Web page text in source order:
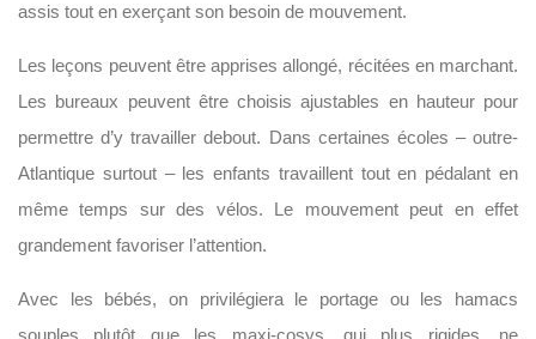
assis tout en exerçant son besoin de mouvement.
Les leçons peuvent être apprises allongé, récitées en marchant.
Les bureaux peuvent être choisis ajustables en hauteur pour
permettre d’y travailler debout. Dans certaines écoles – outre-
Atlantique surtout – les enfants travaillent tout en pédalant en
même temps sur des vélos. Le mouvement peut en effet
grandement favoriser l’attention.
Avec les bébés, on privilégiera le portage ou les hamacs